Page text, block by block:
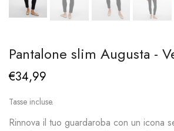
Pantalone slim Augusta -
€34,99
Tasse incluse.
Rinnova il tuo guardaroba con un icona